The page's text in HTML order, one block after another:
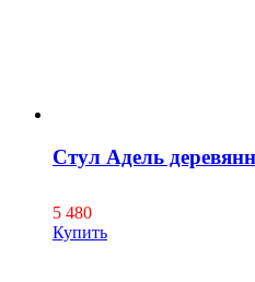
Стул Адель
5 480
Купить